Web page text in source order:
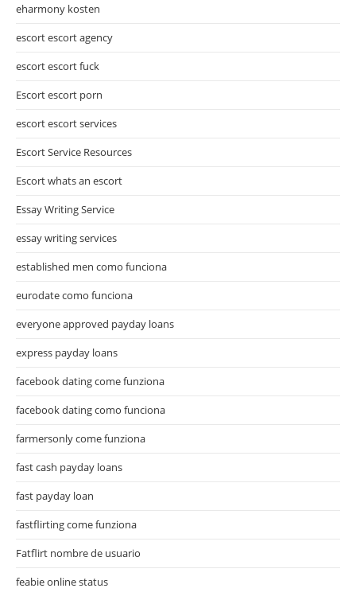
eharmony kosten
escort escort agency
escort escort fuck
Escort escort porn
escort escort services
Escort Service Resources
Escort whats an escort
Essay Writing Service
essay writing services
established men como funciona
eurodate como funciona
everyone approved payday loans
express payday loans
facebook dating come funziona
facebook dating como funciona
farmersonly come funziona
fast cash payday loans
fast payday loan
fastflirting come funziona
Fatflirt nombre de usuario
feabie online status